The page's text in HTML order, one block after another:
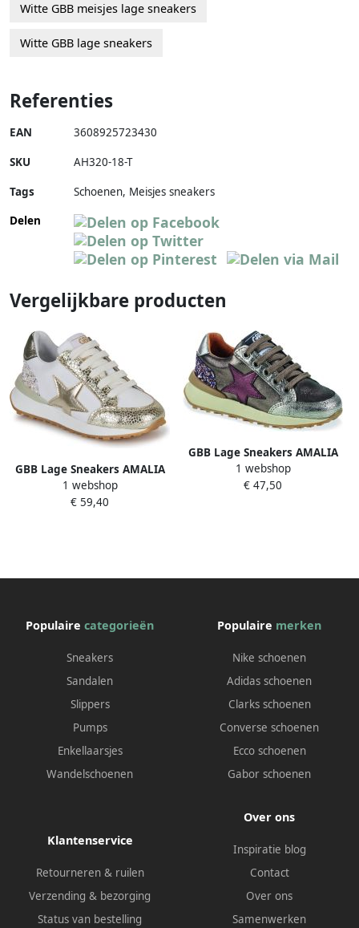
Witte GBB meisjes lage sneakers
Witte GBB lage sneakers
Referenties
EAN 3608925723430
SKU AH320-18-T
Tags
Schoenen, Meisjes sneakers
Delen
Vergelijkbare producten
GBB Lage Sneakers AMALIA
1 webshop
€ 59,40
GBB Lage Sneakers AMALIA
1 webshop
€ 47,50
Populaire categorieën
Sneakers
Sandalen
Slippers
Pumps
Enkellaarsjes
Wandelschoenen
Populaire merken
Nike schoenen
Adidas schoenen
Clarks schoenen
Converse schoenen
Ecco schoenen
Gabor schoenen
Klantenservice
Retourneren & ruilen
Verzending & bezorging
Status van bestelling
Over ons
Inspiratie blog
Contact
Over ons
Samenwerken